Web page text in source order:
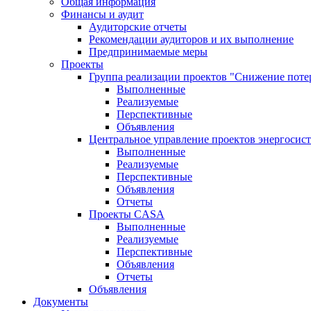
Финансы и аудит
Аудиторские отчеты
Рекомендации аудиторов и их выполнение
Предпринимаемые меры
Проекты
Группа реализации проектов "Снижение
Выполненные
Реализуемые
Перспективные
Объявления
Центральное управление проектов
Выполненные
Реализуемые
Перспективные
Объявления
Отчеты
Проекты CASA
Выполненные
Реализуемые
Перспективные
Объявления
Отчеты
Объявления
Документы